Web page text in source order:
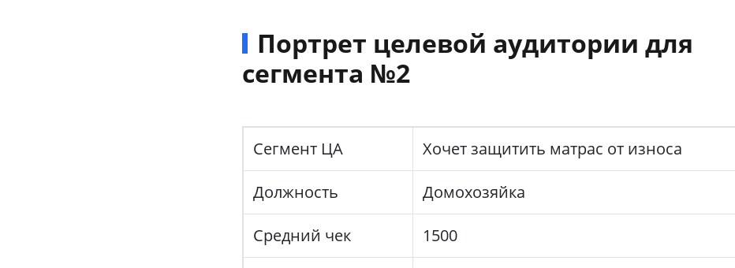
Портрет целевой аудитории для
сегмента №2
Сегмент ЦА Хочет защитить матрас от износа
Должность Домохозяйка
Средний чек 1500